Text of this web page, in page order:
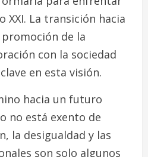
XXI. La transición hacia
de la
con la sociedad
en esta visión.
hacia un futuro
no está exento de
la desigualdad y las
son solo algunos